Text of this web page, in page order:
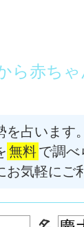
ら赤ち
占います。
無料で調べ
気軽にご